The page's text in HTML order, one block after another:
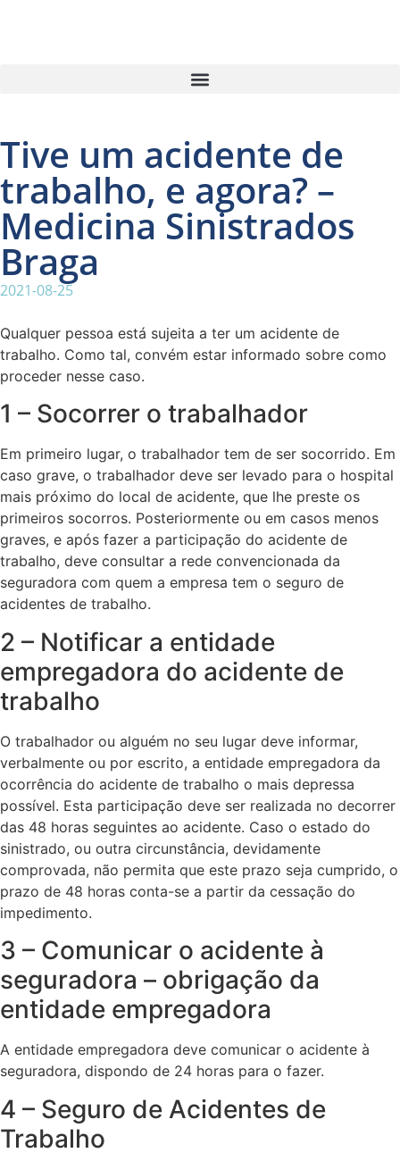
Tive um acidente de
trabalho, e agora? –
Medicina Sinistrados
Braga
2021-08-25
Qualquer pessoa está sujeita a ter um acidente de
trabalho. Como tal, convém estar informado sobre como
proceder nesse caso.
1 – Socorrer o trabalhador
Em primeiro lugar, o trabalhador tem de ser socorrido. Em
caso grave, o trabalhador deve ser levado para o hospital
mais próximo do local de acidente, que lhe preste os
primeiros socorros. Posteriormente ou em casos menos
graves, e após fazer a participação do acidente de
trabalho, deve consultar a rede convencionada da
seguradora com quem a empresa tem o seguro de
acidentes de trabalho.
2 – Notificar a entidade
empregadora do acidente de
trabalho
O trabalhador ou alguém no seu lugar deve informar,
verbalmente ou por escrito, a entidade empregadora da
ocorrência do acidente de trabalho o mais depressa
possível. Esta participação deve ser realizada no decorrer
das 48 horas seguintes ao acidente. Caso o estado do
sinistrado, ou outra circunstância, devidamente
comprovada, não permita que este prazo seja cumprido, o
prazo de 48 horas conta-se a partir da cessação do
impedimento.
3 – Comunicar o acidente à
seguradora – obrigação da
entidade empregadora
A entidade empregadora deve comunicar o acidente à
seguradora, dispondo de 24 horas para o fazer.
4 – Seguro de Acidentes de
Trabalho